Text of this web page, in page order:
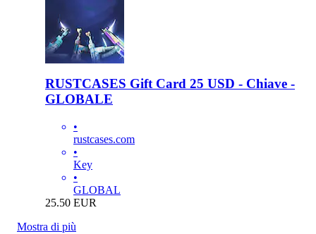
RUSTCASES Gift Card 25 USD - Chiave -
GLOBALE
•
rustcases.com
•
Key
•
GLOBAL
25.50 EUR
Mostra di più